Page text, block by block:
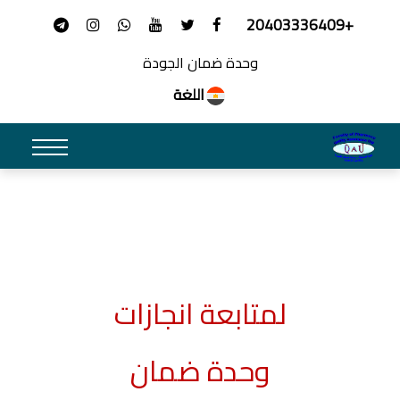
+20403336409
وحدة ضمان الجودة
اللغة
لمتابعة انجازات
وحدة ضمان